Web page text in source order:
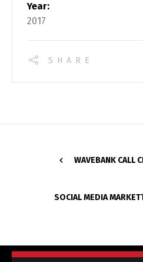
Year:
2017
SHARE
WAVEBANK CALL
SOCIAL MEDIA